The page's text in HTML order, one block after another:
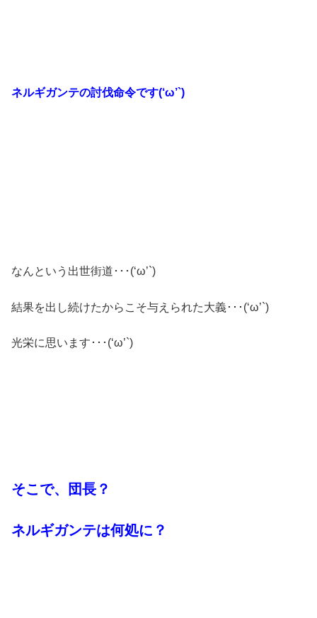
ネルギガンテの討伐命令です(‘ω’`)
なんという出世街道･･･(‘ω’`)
結果を出し続けたからこそ与えられた大義･･･(‘ω’`)
光栄に思います･･･(‘ω’`)
そこで、団長？
ネルギガンテは何処に？